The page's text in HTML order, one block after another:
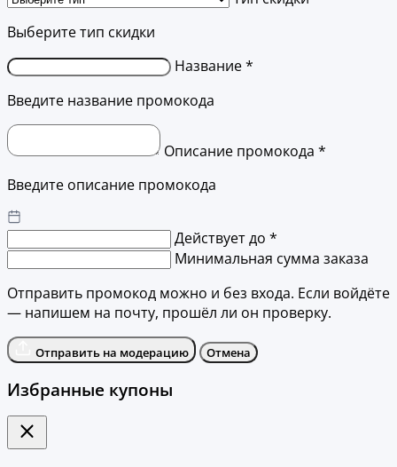
Выберите тип скидки
Название *
Введите название промокода
Описание промокода *
Введите описание промокода
Действует до *
Минимальная сумма заказа
Отправить промокод можно и без входа. Если войдёте
— напишем на почту, прошёл ли он проверку.
Отправить на модерацию Отмена
Избранные купоны